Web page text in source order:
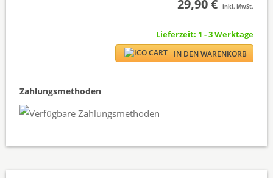
29,90 € inkl. MwSt.
Lieferzeit: 1 - 3 Werktage
IN DEN WARENKORB
Zahlungsmethoden